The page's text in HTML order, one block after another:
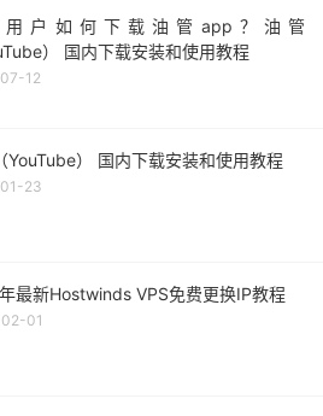
用户如何下载油管app？油管
） 国内下载安装和使用教程
12
YouTube） 国内下载安装和使用教程
23
最新Hostwinds VPS免费更换IP教程
01